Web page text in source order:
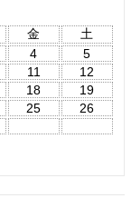
金
土
4
5
11
12
18
19
25
26